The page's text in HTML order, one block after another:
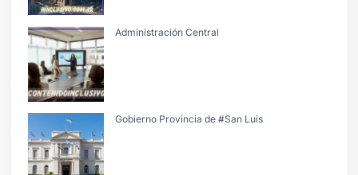
Administración Central
Gobierno Provincia de #San Luis